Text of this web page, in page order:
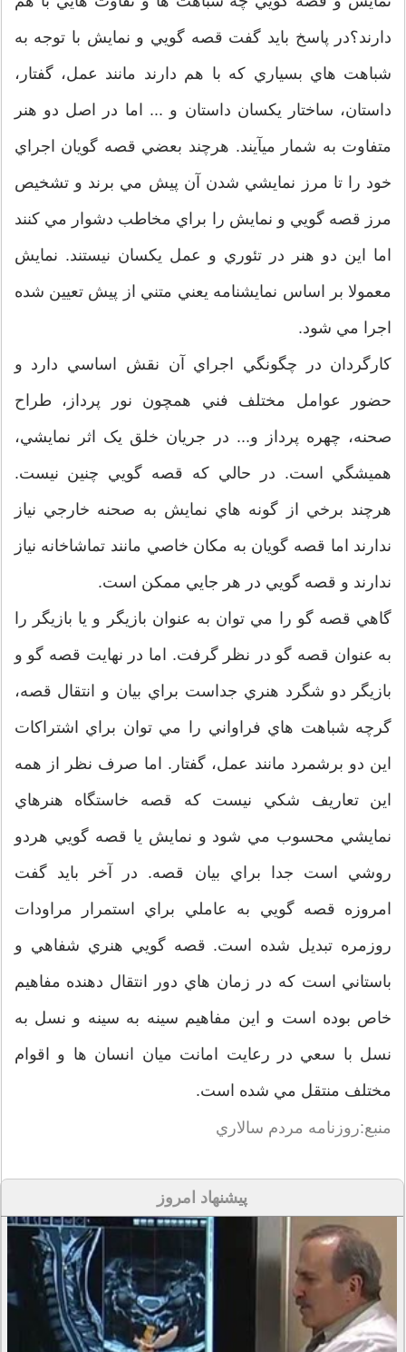
دارند؟در پاسخ بايد گفت قصه گويي و نمايش با توجه به
شباهت هاي بسياري که با هم دارند مانند عمل، گفتار،
داستان، ساختار يکسان داستان و ... اما در اصل دو هنر
متفاوت به شمار ميآيند. هرچند بعضي قصه گويان اجراي
خود را تا مرز نمايشي شدن آن پيش مي برند و تشخيص
مرز قصه گويي و نمايش را براي مخاطب دشوار مي کنند
اما اين دو هنر در تئوري و عمل يکسان نيستند. نمايش
معمولا بر اساس نمايشنامه يعني متني از پيش تعيين شده
اجرا مي شود.
کارگردان در چگونگي اجراي آن نقش اساسي دارد و
حضور عوامل مختلف فني همچون نور پرداز، طراح
صحنه، چهره پرداز و... در جريان خلق يک اثر نمايشي،
هميشگي است. در حالي که قصه گويي چنين نيست.
هرچند برخي از گونه هاي نمايش به صحنه خارجي نياز
ندارند اما قصه گويان به مکان خاصي مانند تماشاخانه نياز
ندارند و قصه گويي در هر جايي ممکن است.
گاهي قصه گو را مي توان به عنوان بازيگر و يا بازيگر را
به عنوان قصه گو در نظر گرفت. اما در نهايت قصه گو و
بازيگر دو شگرد هنري جداست براي بيان و انتقال قصه،
گرچه شباهت هاي فراواني را مي توان براي اشتراکات
اين دو برشمرد مانند عمل، گفتار. اما صرف نظر از همه
اين تعاريف شکي نيست که قصه خاستگاه هنرهاي
نمايشي محسوب مي شود و نمايش يا قصه گويي هردو
روشي است جدا براي بيان قصه. در آخر بايد گفت
امروزه قصه گويي به عاملي براي استمرار مراودات
روزمره تبديل شده است. قصه گويي هنري شفاهي و
باستاني است که در زمان هاي دور انتقال دهنده مفاهيم
خاص بوده است و اين مفاهيم سينه به سينه و نسل به
نسل با سعي در رعايت امانت ميان انسان ها و اقوام
مختلف منتقل مي شده است.
منبع:روزنامه مردم سالاري
پیشنهاد امروز